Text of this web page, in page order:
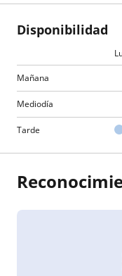
Disponibilidad
Mañana
Mediodía
Tarde